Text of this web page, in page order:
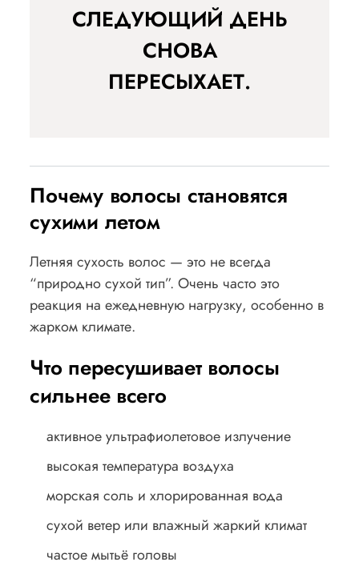
СЛЕДУЮЩИЙ ДЕНЬ
СНОВА
ПЕРЕСЫХАЕТ.
Почему волосы становятся
сухими летом
Летняя сухость волос — это не всегда
“природно сухой тип”. Очень часто это
реакция на ежедневную нагрузку, особенно в
жарком климате.
Что пересушивает волосы
сильнее всего
активное ультрафиолетовое излучение
высокая температура воздуха
морская соль и хлорированная вода
сухой ветер или влажный жаркий климат
частое мытьё головы